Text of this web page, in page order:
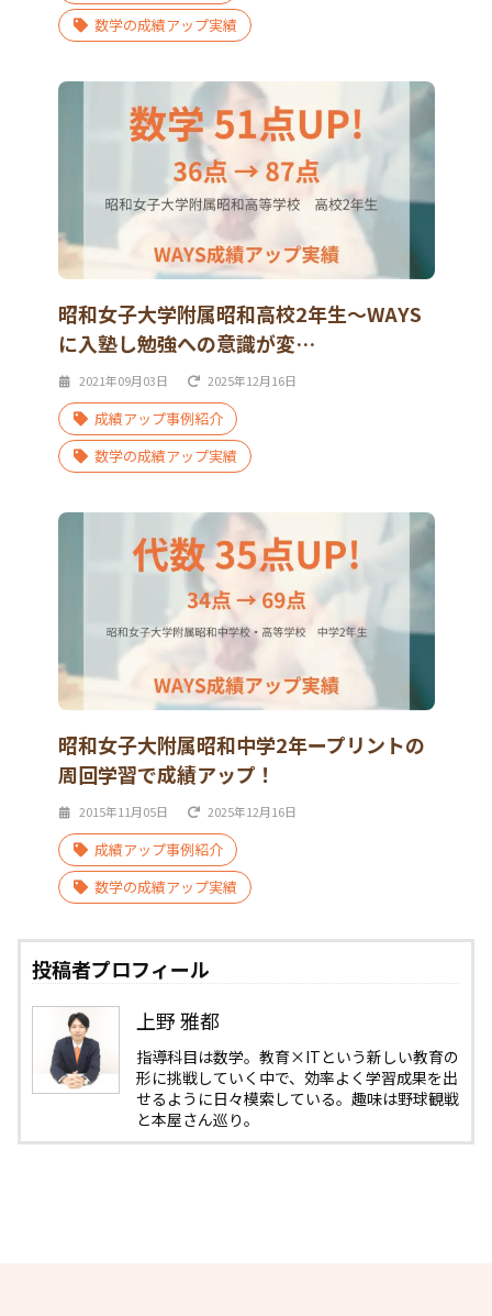
数学の成績アップ実績
昭和女子大学附属昭和高校2年生～WAYS
に入塾し勉強への意識が変…
2021年09月03日 2025年12月16日
成績アップ事例紹介
数学の成績アップ実績
昭和女子大附属昭和中学2年ープリントの
周回学習で成績アップ！
2015年11月05日 2025年12月16日
成績アップ事例紹介
数学の成績アップ実績
投稿者プロフィール
上野 雅都
指導科目は数学。教育×ITという新しい教育の
形に挑戦していく中で、効率よく学習成果を出
せるように日々模索している。趣味は野球観戦
と本屋さん巡り。